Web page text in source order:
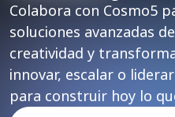
Colabora con Cosmo5
soluciones avanzadas
creatividad y
innovar, escalar o
para construir hoy lo